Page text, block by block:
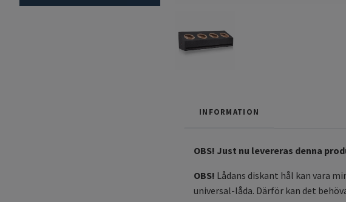
INFORMATION
OBS! Just nu levereras denna
OBS! Lådans diskant hål kan vara
universal-låda. Därför kan det